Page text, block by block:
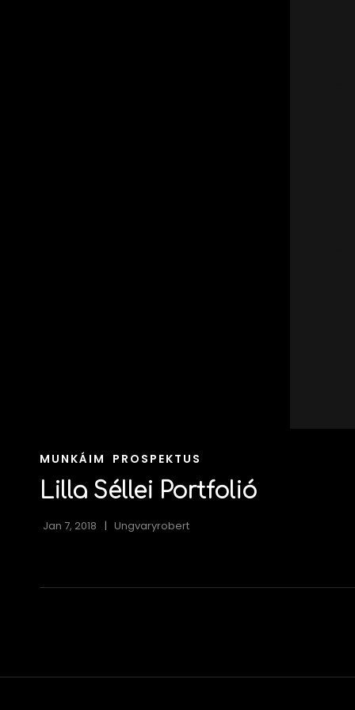
CAT
LINKS
MUNKÁIM PROSPEKTUS
Lilla Séllei Portfolió
Jan 7, 2018 Ungvaryrobert